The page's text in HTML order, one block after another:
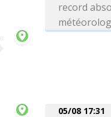
record
05/08 17:31